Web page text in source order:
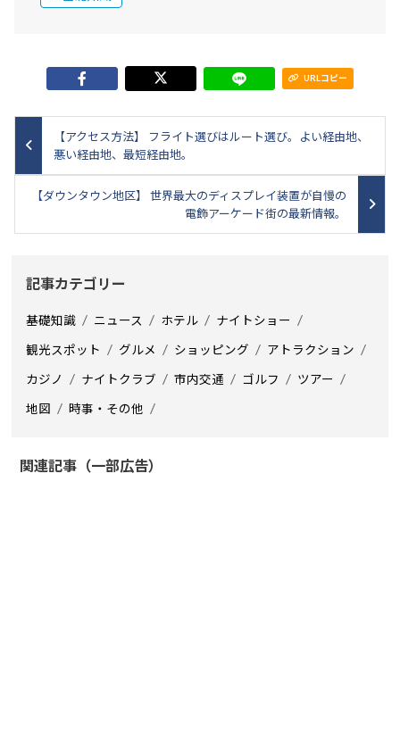
URLコピー
【アクセス方法】 フライト選びはルート選び。よい経由地、
悪い経由地、最短経由地。
【ダウンタウン地区】 世界最大のディスプレイ装置が自慢の
電飾アーケード街の最新情報。
記事カテゴリー
基礎知識 ニュース ホテル ナイトショー
観光スポット グルメ ショッピング アトラクション
カジノ ナイトクラブ 市内交通 ゴルフ ツアー
地図 時事・その他
関連記事（一部広告）